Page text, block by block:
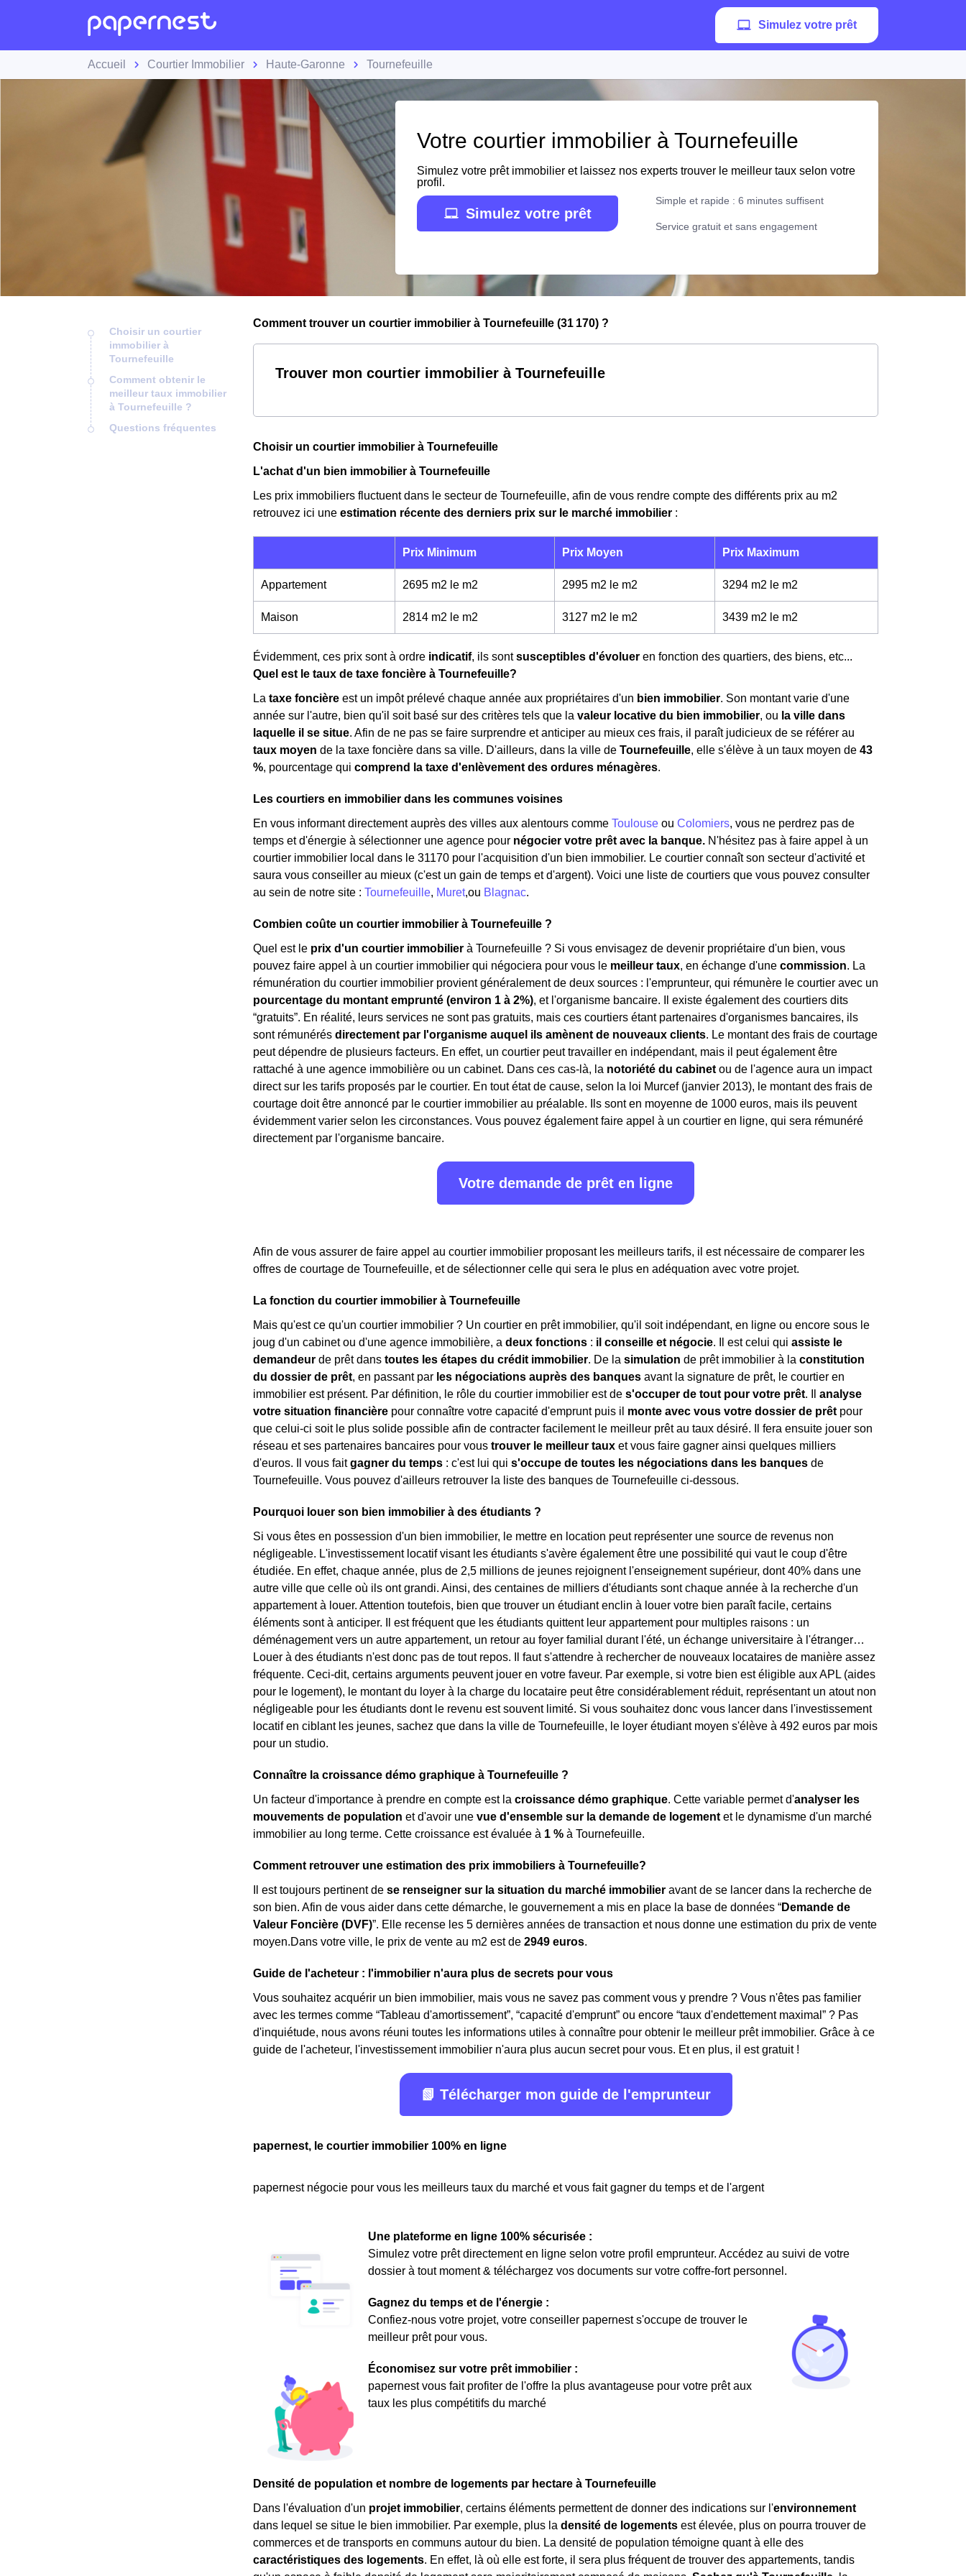
Simulez votre prêt
Accueil Courtier Immobilier Haute-Garonne Tournefeuille
Votre courtier immobilier à Tournefeuille
Simulez votre prêt immobilier et laissez nos experts trouver le meilleur taux selon votre
profil.
Simulez votre prêt
Simple et rapide : 6 minutes suffisent
Service gratuit et sans engagement
Choisir un courtier
immobilier à
Tournefeuille
Comment obtenir le
meilleur taux immobilier
à Tournefeuille ?
Questions fréquentes
Comment trouver un courtier immobilier à Tournefeuille (31 170) ?
Trouver mon courtier immobilier à Tournefeuille
Choisir un courtier immobilier à Tournefeuille
L'achat d'un bien immobilier à Tournefeuille
Les prix immobiliers fluctuent dans le secteur de Tournefeuille, afin de vous rendre compte des différents prix au m2
retrouvez ici une estimation récente des derniers prix sur le marché immobilier :
Prix Minimum Prix Moyen Prix Maximum
Appartement 2695 m2 le m2 2995 m2 le m2 3294 m2 le m2
Maison 2814 m2 le m2 3127 m2 le m2 3439 m2 le m2
Évidemment, ces prix sont à ordre indicatif, ils sontsusceptibles d'évoluer en fonction des quartiers, des biens, etc...
Quel est le taux de taxe foncière à Tournefeuille?
La taxe foncière est un impôt prélevé chaque année aux propriétaires d'un bien immobilier. Son montant varie d'une
année sur l'autre, bien qu'il soit basé sur des critères tels que la valeur locative du bien immobilier, ou la ville dans
laquelle il se situe. Afin de ne pas se faire surprendre et anticiper au mieux ces frais, il paraît judicieux de se référer au
taux moyen de la taxe foncière dans sa ville. D'ailleurs, dans la ville de Tournefeuille, elle s'élève à un taux moyen de 43
%, pourcentage qui comprend la taxe d'enlèvement des ordures ménagères.
Les courtiers en immobilier dans les communes voisines
En vous informant directement auprès des villes aux alentours comme Toulouse ou Colomiers, vous ne perdrez pas de
temps et d'énergie à sélectionner une agence pour négocier votre prêt avec la banque. N'hésitez pas à faire appel à un
courtier immobilier local dans le 31170 pour l'acquisition d'un bien immobilier. Le courtier connaît son secteur d'activité et
saura vous conseiller au mieux (c'est un gain de temps et d'argent). Voici une liste de courtiers que vous pouvez consulter
au sein de notre site : Tournefeuille, Muret,ou Blagnac.
Combien coûte un courtier immobilier à Tournefeuille ?
Quel est le prix d'un courtier immobilier à Tournefeuille ? Si vous envisagez de devenir propriétaire d'un bien, vous
pouvez faire appel à un courtier immobilier qui négociera pour vous le meilleur taux, en échange d'une commission. La
rémunération du courtier immobilier provient généralement de deux sources : l'emprunteur, qui rémunère le courtier avec un
pourcentage du montant emprunté (environ 1 à 2%), et l'organisme bancaire. Il existe également des courtiers dits
“gratuits”. En réalité, leurs services ne sont pas gratuits, mais ces courtiers étant partenaires d'organismes bancaires, ils
sont rémunérés directement par l'organisme auquel ils amènent de nouveaux clients. Le montant des frais de courtage
peut dépendre de plusieurs facteurs. En effet, un courtier peut travailler en indépendant, mais il peut également être
rattaché à une agence immobilière ou un cabinet. Dans ces cas-là, la notoriété du cabinet ou de l'agence aura un impact
direct sur les tarifs proposés par le courtier. En tout état de cause, selon la loi Murcef (janvier 2013), le montant des frais de
courtage doit être annoncé par le courtier immobilier au préalable. Ils sont en moyenne de 1000 euros, mais ils peuvent
évidemment varier selon les circonstances. Vous pouvez également faire appel à un courtier en ligne, qui sera rémunéré
directement par l'organisme bancaire.
Votre demande de prêt en ligne
Afin de vous assurer de faire appel au courtier immobilier proposant les meilleurs tarifs, il est nécessaire de comparer les
offres de courtage de Tournefeuille, et de sélectionner celle qui sera le plus en adéquation avec votre projet.
La fonction du courtier immobilier à Tournefeuille
Mais qu'est ce qu'un courtier immobilier ? Un courtier en prêt immobilier, qu'il soit indépendant, en ligne ou encore sous le
joug d'un cabinet ou d'une agence immobilière, a deux fonctions : il conseille et négocie. Il est celui qui assiste le
demandeur de prêt dans toutes les étapes du crédit immobilier. De la simulation de prêt immobilier à la constitution
du dossier de prêt, en passant par les négociations auprès des banques avant la signature de prêt, le courtier en
immobilier est présent. Par définition, le rôle du courtier immobilier est de s'occuper de tout pour votre prêt. Il
analyse
votre situation financière pour connaître votre capacité d'emprunt puis il monte avec vous votre dossier de prêt pour
que celui-ci soit le plus solide possible afin de contracter facilement le meilleur prêt au taux désiré. Il fera ensuite jouer son
réseau et ses partenaires bancaires pour vous trouver le meilleur taux et vous faire gagner ainsi quelques milliers
d'euros. Il vous faitgagner du temps : c'est lui qui s'occupe de toutes les négociations dans les banques de
Tournefeuille. Vous pouvez d'ailleurs retrouver la liste des banques de Tournefeuille ci-dessous.
Pourquoi louer son bien immobilier à des étudiants ?
Si vous êtes en possession d'un bien immobilier, le mettre en location peut représenter une source de revenus non
négligeable. L'investissement locatif visant les étudiants s'avère également être une possibilité qui vaut le coup d'être
étudiée. En effet, chaque année, plus de 2,5 millions de jeunes rejoignent l'enseignement supérieur, dont 40% dans une
autre ville que celle où ils ont grandi. Ainsi, des centaines de milliers d'étudiants sont chaque année à la recherche d'un
appartement à louer. Attention toutefois, bien que trouver un étudiant enclin à louer votre bien paraît facile, certains
éléments sont à anticiper. Il est fréquent que les étudiants quittent leur appartement pour multiples raisons : un
déménagement vers un autre appartement, un retour au foyer familial durant l'été, un échange universitaire à l'étranger…
Louer à des étudiants n'est donc pas de tout repos. Il faut s'attendre à rechercher de nouveaux locataires de manière assez
fréquente. Ceci-dit, certains arguments peuvent jouer en votre faveur. Par exemple, si votre bien est éligible aux APL (aides
pour le logement), le montant du loyer à la charge du locataire peut être considérablement réduit, représentant un atout non
négligeable pour les étudiants dont le revenu est souvent limité. Si vous souhaitez donc vous lancer dans l'investissement
locatif en ciblant les jeunes, sachez que dans la ville de Tournefeuille, le loyer étudiant moyen s'élève à 492 euros par mois
pour un studio.
Connaître la croissance démo graphique à Tournefeuille ?
Un facteur d'importance à prendre en compte est la croissance démo graphique. Cette variable permet d'analyser les
mouvements de population et d'avoir une vue d'ensemble sur la demande de logement et le dynamisme d'un marché
immobilier au long terme. Cette croissance est évaluée à 1 % à Tournefeuille.
Comment retrouver une estimation des prix immobiliers à Tournefeuille?
Il est toujours pertinent de se renseigner sur la situation du marché immobilier avant de se lancer dans la recherche de
son bien. Afin de vous aider dans cette démarche, le gouvernement a mis en place la base de données “Demande de
Valeur Foncière (DVF)”. Elle recense les 5 dernières années de transaction et nous donne une estimation du prix de vente
moyen.Dans votre ville, le prix de vente au m2 est de 2949 euros.
Guide de l'acheteur : l'immobilier n'aura plus de secrets pour vous
Vous souhaitez acquérir un bien immobilier, mais vous ne savez pas comment vous y prendre ? Vous n'êtes pas familier
avec les termes comme “Tableau d'amortissement”, “capacité d'emprunt” ou encore “taux d'endettement maximal” ? Pas
d'inquiétude, nous avons réuni toutes les informations utiles à connaître pour obtenir le meilleur prêt immobilier. Grâce à ce
guide de l'acheteur, l'investissement immobilier n'aura plus aucun secret pour vous. Et en plus, il est gratuit !
📗 Télécharger mon guide de l'emprunteur
papernest, le courtier immobilier 100% en ligne
papernest négocie pour vous les meilleurs taux du marché et vous fait gagner du temps et de l'argent
Une plateforme en ligne 100% sécurisée :
Simulez votre prêt directement en ligne selon votre profil emprunteur. Accédez au suivi de votre
dossier à tout moment & téléchargez vos documents sur votre coffre-fort personnel.
Gagnez du temps et de l'énergie :
Confiez-nous votre projet, votre conseiller papernest s'occupe de trouver le
meilleur prêt pour vous.
Économisez sur votre prêt immobilier :
papernest vous fait profiter de l'offre la plus avantageuse pour votre prêt aux
taux les plus compétitifs du marché
Densité de population et nombre de logements par hectare à Tournefeuille
Dans l'évaluation d'un projet immobilier, certains éléments permettent de donner des indications sur l'environnement
dans lequel se situe le bien immobilier. Par exemple, plus la densité de logements est élevée, plus on pourra trouver de
commerces et de transports en communs autour du bien. La densité de population témoigne quant à elle des
caractéristiques des logements. En effet, là où elle est forte, il sera plus fréquent de trouver des appartements, tandis